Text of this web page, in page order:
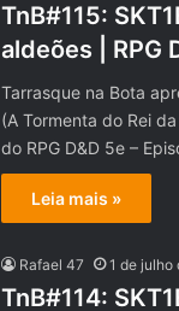
TnB#115:
aldeões | RPG
Tarrasque na Bota
(A Tormenta do Rei
do RPG D&D 5e –
Leia mais »
Rafael 47 1 de julho
TnB#114: